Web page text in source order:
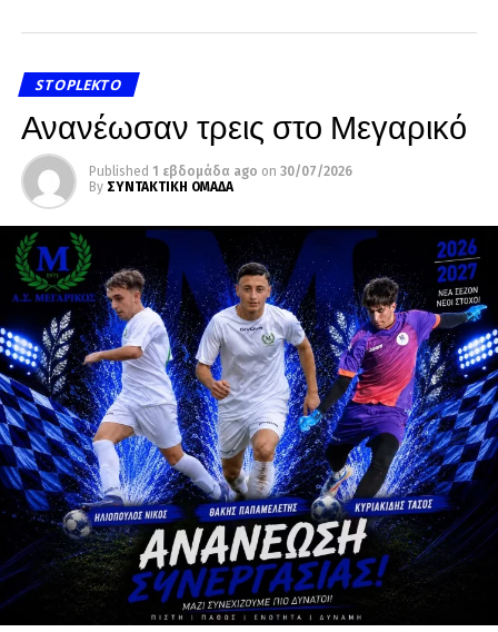
STOPLEKTO
Ανανέωσαν τρεις στο Μεγαρικό
Published 1 εβδομάδα ago on 30/07/2026
By ΣΥΝΤΑΚΤΙΚΗ ΟΜΑΔΑ